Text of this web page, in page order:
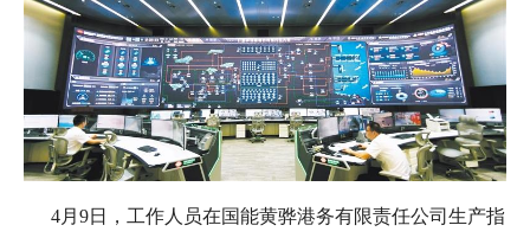
4月9日，工作人员在国能黄骅港务有限责任公司生产指